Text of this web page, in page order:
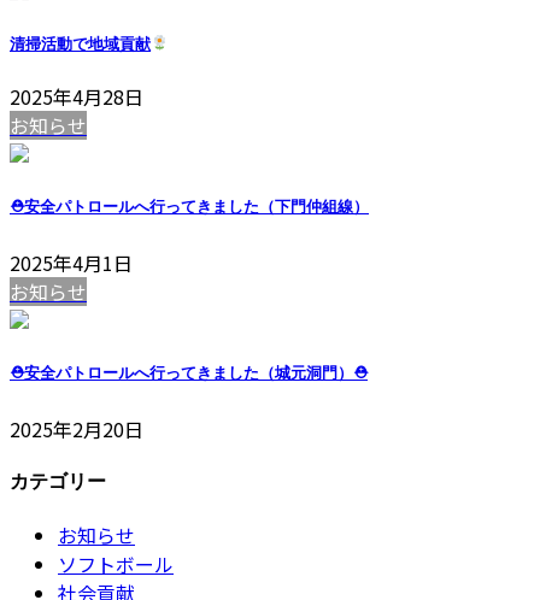
清掃活動で地域貢献
2025年4月28日
お知らせ
⛑安全パトロールへ行ってきました（下門仲組線）
2025年4月1日
お知らせ
⛑安全パトロールへ行ってきました（城元洞門）⛑
2025年2月20日
カテゴリー
お知らせ
ソフトボール
社会貢献